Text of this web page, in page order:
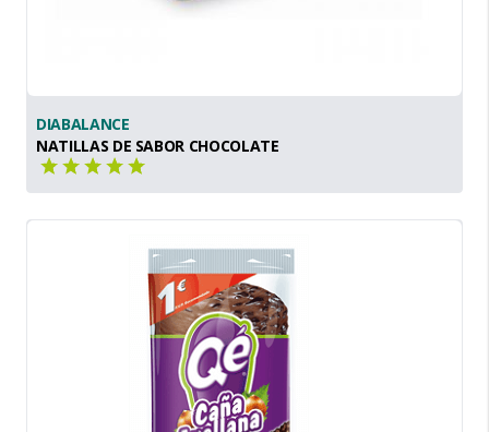
DIABALANCE
NATILLAS DE SABOR CHOCOLATE